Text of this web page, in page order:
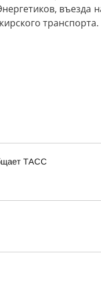
въезда
транспорта.
ТАСС